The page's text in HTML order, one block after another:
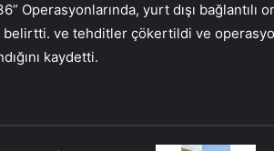
Operasyonlarında, yurt dışı
belirtti. ve tehditler çökertildi ve
kaydetti.